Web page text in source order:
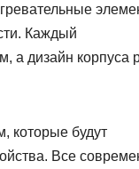
Каждый
а дизайн корпуса
которые будут
Все